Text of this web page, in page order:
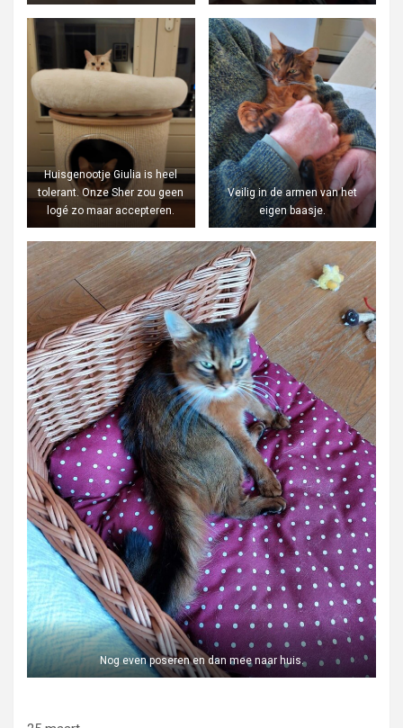
Huisgenootje Giulia is heel
tolerant. Onze Sher zou geen
logé zo maar accepteren.
Veilig in de armen van het
eigen baasje.
Nog even poseren en dan mee naar huis.